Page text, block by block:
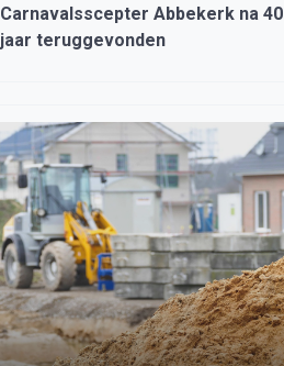
Carnavalsscepter Abbekerk na 40
jaar teruggevonden